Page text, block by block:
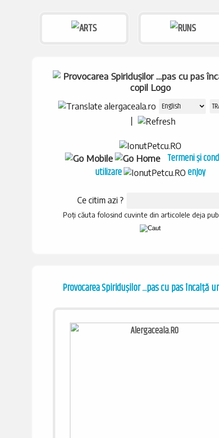
|
Termeni și
utilizare
enJoy
Ce citim azi ?
Poți căuta folosind cuvinte din articolele deja
Provocarea Spiridușilor ...pas cu pas încalță